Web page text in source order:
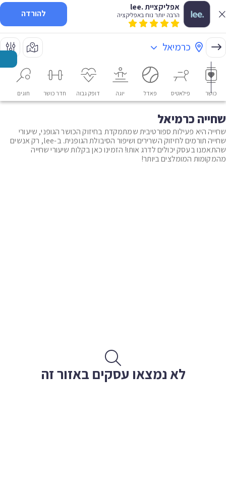
אפליקציית .lee
הרבה יותר נוח באפליקציה להורדה
כרמיאל
כושר פילאטיס פאדל יוגה דופק גבוה חדר כושר חוגים
שחייה כרמיאל
שחייה היא פעילות ספורטיבית שמתמקדת בחיזוק הכושר הגופני, שיעורי
שחייה תורמים לחיזוק השרירים ושיפור הסיבולת הגופנית. ב-lee, רק אנשים
שהתאמנו בעסק יכולים לדרג אותו! הזמינו כאן בקלות שיעורי שחייה
מהמקומות המומלצים ביותר!
לא נמצאו עסקים באזור זה